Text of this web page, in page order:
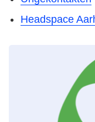
Headspace